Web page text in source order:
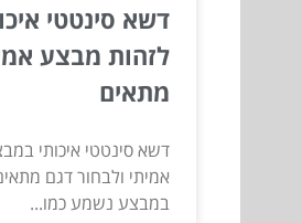
דשא סינטטי
לזהות מבצע
מתאים
דשא סינטטי איכותי
אמיתי ולבחור דגם
במבצע נשמע כמו...